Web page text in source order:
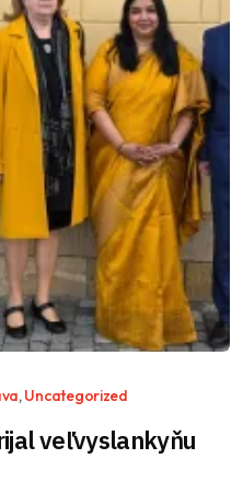
,Uncategorized
veľvyslankyňu